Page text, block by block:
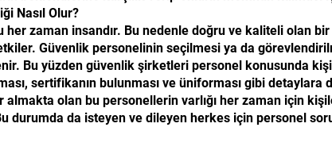
Nasıl Olur?
zaman insandır. Bu nedenle doğru ve kaliteli olan
Güvenlik personelinin seçilmesi ya da
Bu yüzden güvenlik şirketleri personel konusunda
sertifikanın bulunması ve üniforması gibi
olan bu personellerin varlığı her zaman için
durumda da isteyen ve dileyen herkes için personel